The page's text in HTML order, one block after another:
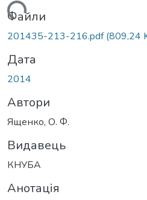
Файли
201435-213-216.pdf(809,24
Дата
2014
Автори
Ященко, О. Ф.
Видавець
КНУБА
Анотація